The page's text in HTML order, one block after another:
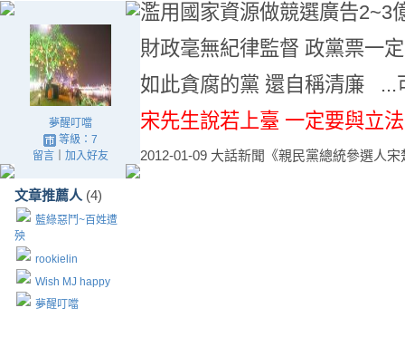
夢醒叮噹
等級：7
留言｜ 加入好友
文章推薦人 (4)
藍綠惡鬥~百姓遭
殃
rookielin
Wish MJ happy
夢醒叮噹
濫用國家資源做競選廣告
財政毫無紀律監督 政黨票一
如此貪腐的黨 還自稱清廉 ...
宋先生說若上臺 一定要與立
2012-01-09 大話新聞《親民黨總統參選人